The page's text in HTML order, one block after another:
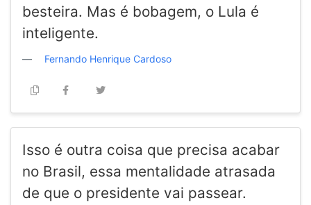
besteira. Mas é bobagem, o Lula é
inteligente.
Fernando Henrique Cardoso
Isso é outra coisa que precisa acabar
no Brasil, essa mentalidade atrasada
de que o presidente vai passear.